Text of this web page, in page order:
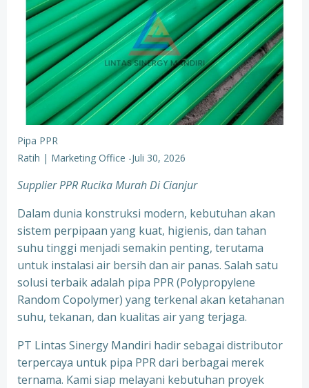
Pipa PPR
Ratih | Marketing Office -Juli 30, 2026
Supplier PPR Rucika Murah Di Cianjur
Dalam dunia konstruksi modern, kebutuhan akan
sistem perpipaan yang kuat, higienis, dan tahan
suhu tinggi menjadi semakin penting, terutama
untuk instalasi air bersih dan air panas. Salah satu
solusi terbaik adalah pipa PPR (Polypropylene
Random Copolymer) yang terkenal akan ketahanan
suhu, tekanan, dan kualitas air yang terjaga.
PT Lintas Sinergy Mandiri hadir sebagai distributor
terpercaya untuk pipa PPR dari berbagai merek
ternama. Kami siap melayani kebutuhan proyek